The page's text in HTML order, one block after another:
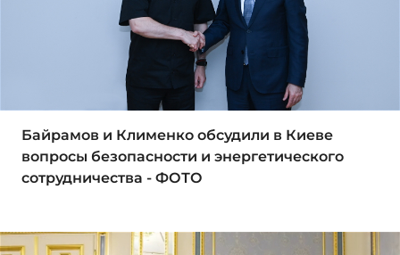
Байрамов и Клименко обсудили в Киеве
вопросы безопасности и энергетического
сотрудничества - ФОТО